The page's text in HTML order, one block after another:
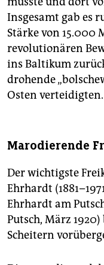
Insgesamt gab es
Stärke von 15.000
revolutionären
ins Baltikum
drohende
Osten verteidigten.
Marodierende
Der wichtigste
Ehrhardt
Ehrhardt am
Putsch, März
Scheitern